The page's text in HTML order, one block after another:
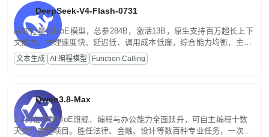
DeepSeek-V4-Flash-0731
高效轻量化MoE模型，总参284B，激活13B，原生支持百万超长上下
文能力。推理速度快、延迟低、调用成本低廉，综合能力均衡，主打
高并发、轻量化任务，适合日常对话、内容创作、基础 RAG、批量
文案处理等普惠刚需场景。
文本生成 AI 编程模型 Function Calling
Qwen3.8-Max
2.4万亿参数MoE旗舰，编程与办公能力全面跃升，可自主编程十数
天交付完整项目。胜任法律、金融、设计等数百种专业任务，一次对